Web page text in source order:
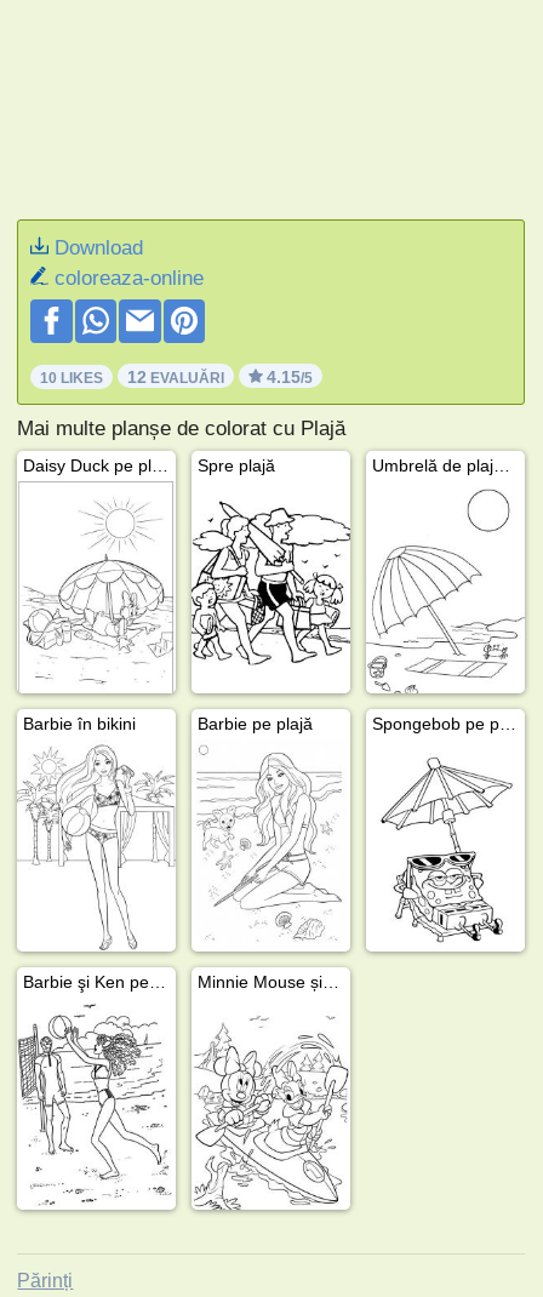
Download
coloreaza-online
10 LIKES 12 EVALUĂRI 4.15/5
Mai multe planșe de colorat cu Plajă
Spre plajă
Barbie în bikini Barbie pe plajă
Părinți